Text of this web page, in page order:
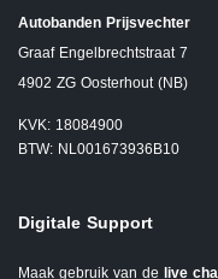
Autobanden Prijsvechter
Graaf Engelbrechtstraat 7
4902 ZG Oosterhout (NB)
KVK: 18084900
BTW: NL001673936B10
Digitale Support
Maak gebruik van de live